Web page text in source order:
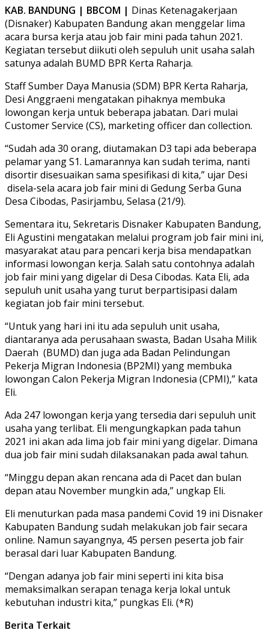
KAB. BANDUNG | BBCOM | Dinas Ketenagakerjaan
(Disnaker) Kabupaten Bandung akan menggelar lima
acara bursa kerja atau job fair mini pada tahun 2021.
Kegiatan tersebut diikuti oleh sepuluh unit usaha salah
satunya adalah BUMD BPR Kerta Raharja.
Staff Sumber Daya Manusia (SDM) BPR Kerta Raharja,
Desi Anggraeni mengatakan pihaknya membuka
lowongan kerja untuk beberapa jabatan. Dari mulai
Customer Service (CS), marketing officer dan collection.
“Sudah ada 30 orang, diutamakan D3 tapi ada beberapa
pelamar yang S1. Lamarannya kan sudah terima, nanti
disortir disesuaikan sama spesifikasi di kita,” ujar Desi
disela-sela acara job fair mini di Gedung Serba Guna
Desa Cibodas, Pasirjambu, Selasa (21/9).
Sementara itu, Sekretaris Disnaker Kabupaten Bandung,
Eli Agustini mengatakan melalui program job fair mini ini,
masyarakat atau para pencari kerja bisa mendapatkan
informasi lowongan kerja. Salah satu contohnya adalah
job fair mini yang digelar di Desa Cibodas. Kata Eli, ada
sepuluh unit usaha yang turut berpartisipasi dalam
kegiatan job fair mini tersebut.
“Untuk yang hari ini itu ada sepuluh unit usaha,
diantaranya ada perusahaan swasta, Badan Usaha Milik
Daerah (BUMD) dan juga ada Badan Pelindungan
Pekerja Migran Indonesia (BP2MI) yang membuka
lowongan Calon Pekerja Migran Indonesia (CPMI),” kata
Eli.
Ada 247 lowongan kerja yang tersedia dari sepuluh unit
usaha yang terlibat. Eli mengungkapkan pada tahun
2021 ini akan ada lima job fair mini yang digelar. Dimana
dua job fair mini sudah dilaksanakan pada awal tahun.
“Minggu depan akan rencana ada di Pacet dan bulan
depan atau November mungkin ada,” ungkap Eli.
Eli menuturkan pada masa pandemi Covid 19 ini Disnaker
Kabupaten Bandung sudah melakukan job fair secara
online. Namun sayangnya, 45 persen peserta job fair
berasal dari luar Kabupaten Bandung.
“Dengan adanya job fair mini seperti ini kita bisa
memaksimalkan serapan tenaga kerja lokal untuk
kebutuhan industri kita,” pungkas Eli. (*R)
Berita Terkait